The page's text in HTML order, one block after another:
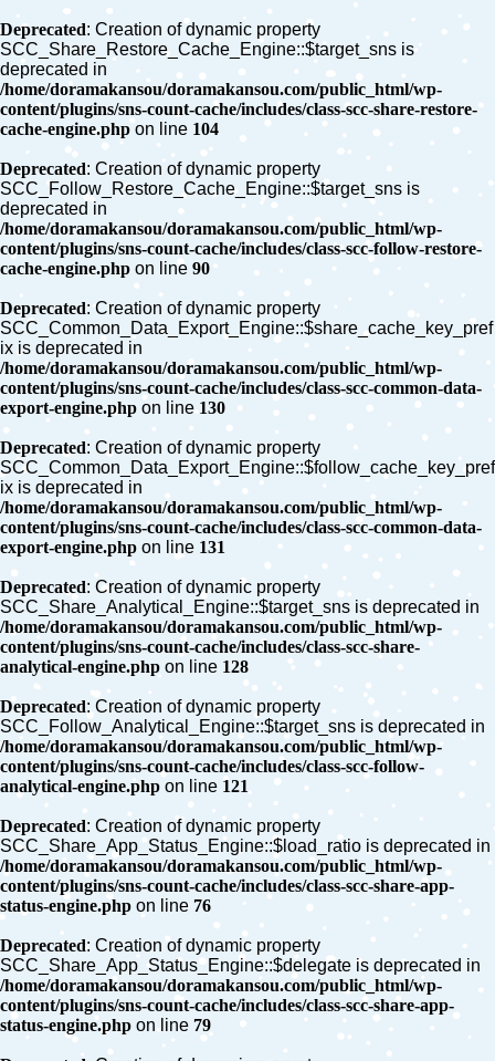
Deprecated: Creation of dynamic property
SCC_Share_Restore_Cache_Engine::$target_sns is
deprecated in
/home/doramakansou/doramakansou.com/public_html/wp-
content/plugins/sns-count-cache/includes/class-scc-share-restore-
cache-engine.php on line 104
Deprecated: Creation of dynamic property
SCC_Follow_Restore_Cache_Engine::$target_sns is
deprecated in
/home/doramakansou/doramakansou.com/public_html/wp-
content/plugins/sns-count-cache/includes/class-scc-follow-restore-
cache-engine.php on line 90
Deprecated: Creation of dynamic property
SCC_Common_Data_Export_Engine::$share_cache_key_pref
ix is deprecated in
/home/doramakansou/doramakansou.com/public_html/wp-
content/plugins/sns-count-cache/includes/class-scc-common-data-
export-engine.php on line 130
Deprecated: Creation of dynamic property
SCC_Common_Data_Export_Engine::$follow_cache_key_pref
ix is deprecated in
/home/doramakansou/doramakansou.com/public_html/wp-
content/plugins/sns-count-cache/includes/class-scc-common-data-
export-engine.php on line 131
Deprecated: Creation of dynamic property
SCC_Share_Analytical_Engine::$target_sns is deprecated in
/home/doramakansou/doramakansou.com/public_html/wp-
content/plugins/sns-count-cache/includes/class-scc-share-
analytical-engine.php on line 128
Deprecated: Creation of dynamic property
SCC_Follow_Analytical_Engine::$target_sns is deprecated in
/home/doramakansou/doramakansou.com/public_html/wp-
content/plugins/sns-count-cache/includes/class-scc-follow-
analytical-engine.php on line 121
Deprecated: Creation of dynamic property
SCC_Share_App_Status_Engine::$load_ratio is deprecated in
/home/doramakansou/doramakansou.com/public_html/wp-
content/plugins/sns-count-cache/includes/class-scc-share-app-
status-engine.php on line 76
Deprecated: Creation of dynamic property
SCC_Share_App_Status_Engine::$delegate is deprecated in
/home/doramakansou/doramakansou.com/public_html/wp-
content/plugins/sns-count-cache/includes/class-scc-share-app-
status-engine.php on line 79